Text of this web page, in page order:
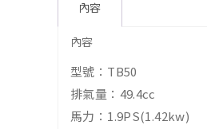
內容
內容
型號：TB50
排氣量：49.4cc
馬力：1.9PS(1.42kw)